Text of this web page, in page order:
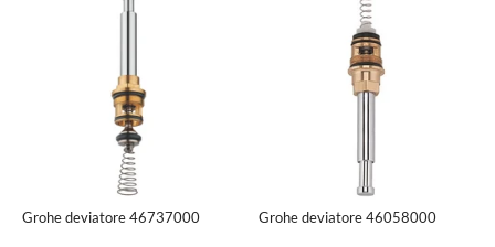
Grohe deviatore 46737000 Grohe deviatore 46058000